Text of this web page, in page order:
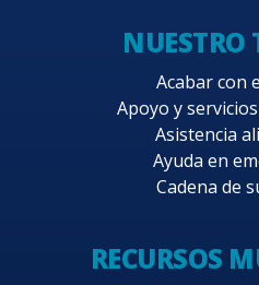
NUESTRO
Acabar con
Apoyo y
Asistencia
Ayuda en
Cadena de
RECURSOS